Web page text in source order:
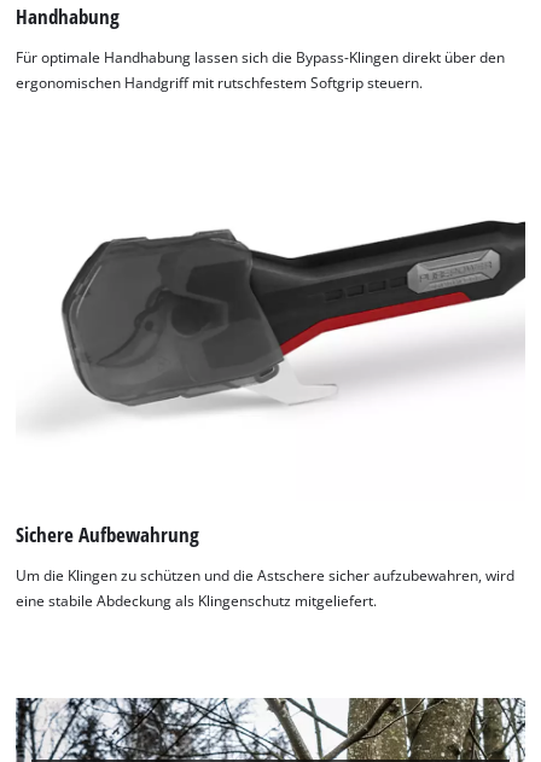
Handhabung
Für optimale Handhabung lassen sich die Bypass-Klingen direkt über den
ergonomischen Handgriff mit rutschfestem Softgrip steuern.
Sichere Aufbewahrung
Um die Klingen zu schützen und die Astschere sicher aufzubewahren, wird
eine stabile Abdeckung als Klingenschutz mitgeliefert.